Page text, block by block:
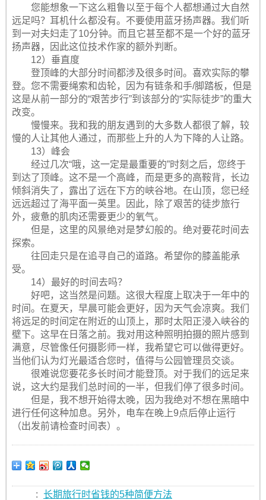
您能想象一下这么粗鲁以至于每个人都想通过大自然
远足吗？耳机什么都没有。不要使用蓝牙扬声器。我们听
到一对夫妇走了10分钟。而且它甚至都不是一个好的蓝牙
扬声器，因此这位技术作家的额外判断。
12）垂直度
登顶峰的大部分时间都涉及很多时间。喜欢实际的攀
登。您不需要绳索和齿轮，因为有链条和手/脚踏板，但是
这是从前一部分的“艰苦步行”到该部分的“实际徒步”的重大
改变。
慢慢来。我和我的朋友遇到的大多数人都很了解，较
慢的人让其他人通过，而那些上升的人为下降的人让路。
13）峰会
经过几次“哦，这一定是最重要的”时刻之后，您终于
到达了顶峰。这不是一个高峰，而是更多的高鞍背，长边
倾斜消失了，露出了远在下方的峡谷地。在山顶，您已经
远远超过了海平面一英里。因此，除了艰苦的徒步旅行
外，疲惫的肌肉还需要更少的氧气。
但是，这里的风景绝对是梦幻般的。绝对要花时间去
探索。
往回走只是在追寻自己的道路。希望你的膝盖能承
受。
14）最好的时间去吗？
好吧，这当然是问题。这很大程度上取决于一年中的
时间。在夏天，早晨可能会更好，因为天气会凉爽。我们
将远足的时间定在附近的山顶上，那时太阳正浸入峡谷的
壁下。这早在日落之前。我对用这种照明拍摄的照片感到
满意，尽管像任何摄影师一样，我希望它可以做得更好。
当他们认为灯光最适合您时，值得与公园管理员交谈。
很难说您要花多长时间才能登顶。对于我们的远足来
说，这大约是我们总时间的一半，但我们停了很多时间。
但是，我不想开始得太晚，因为我绝对不想在黑暗中
进行任何这种加息。另外，电车在晚上9点后停止运行
（出发前请检查时间表）。
: 长期旅行时省钱的5种简便方法